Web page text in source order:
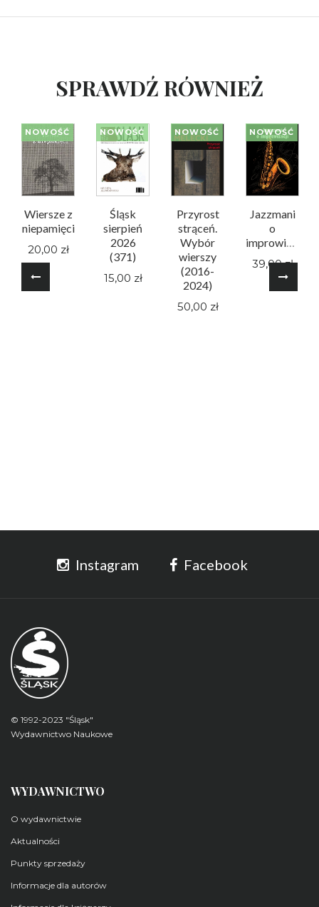
SPRAWDŹ RÓWNIEŻ
NOWOŚĆ
Wiersze z
niepamięci
20,00 zł
NOWOŚĆ
Śląsk
sierpień
2026
(371)
15,00 zł
NOWOŚĆ
Przyrost
strąceń.
Wybór
wierszy
(2016-
2024)
50,00 zł
NOWOŚĆ
Jazzmani
o
39,00 zł
Instagram Facebook
© 1992-2023 "Śląsk"
Wydawnictwo Naukowe
WYDAWNICTWO
O wydawnictwie
Aktualności
Punkty sprzedaży
Informacje dla autorów